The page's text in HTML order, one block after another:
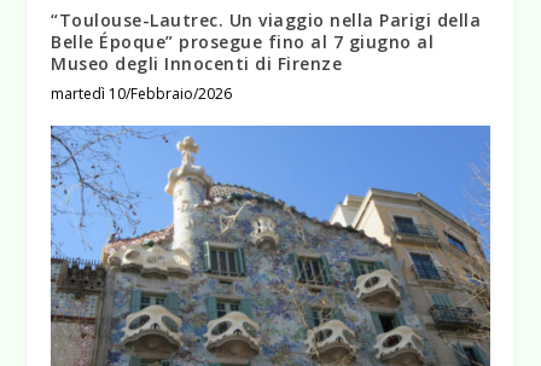
“Toulouse-Lautrec. Un viaggio nella Parigi della
Belle Époque” prosegue fino al 7 giugno al
Museo degli Innocenti di Firenze
martedì 10/Febbraio/2026